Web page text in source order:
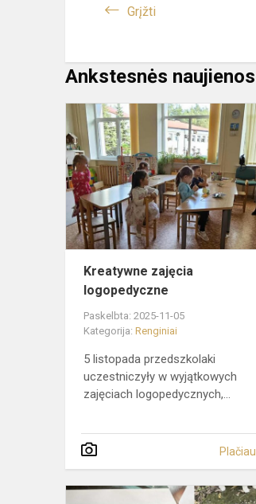
Grįžti
Ankstesnės naujienos
Kreatywne zajęcia
logopedyczne
Paskelbta: 2025-11-05
Kategorija: Renginiai
5 listopada przedszkolaki
uczestniczyły w wyjątkowych
zajęciach logopedycznych,...
Plačiau